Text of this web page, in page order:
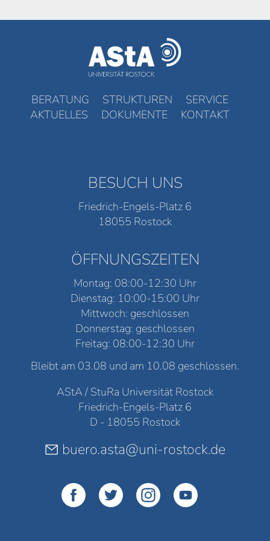
BERATUNG STRUKTUREN
SERVICE
AKTUELLES
DOKUMENTE KONTAKT
BESUCH UNS
Friedrich-Engels-Platz 6
18055 Rostock
ÖFFNUNGSZEITEN
Montag: 08:00-12:30 Uhr
Dienstag: 10:00-15:00 Uhr
Mittwoch: geschlossen
Donnerstag: geschlossen
Freitag: 08:00-12:30 Uhr
Bleibt am 03.08 und am 10.08 geschlossen.
AStA / StuRa Universität Rostock
Friedrich-Engels-Platz 6
D - 18055 Rostock
buero.asta@uni-rostock.de